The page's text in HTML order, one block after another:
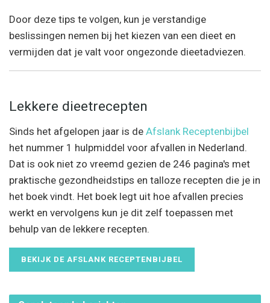
Door deze tips te volgen, kun je verstandige
beslissingen nemen bij het kiezen van een dieet en
vermijden dat je valt voor ongezonde dieetadviezen.
Lekkere dieetrecepten
Sinds het afgelopen jaar is de Afslank Receptenbijbel
het nummer 1 hulpmiddel voor afvallen in Nederland.
Dat is ook niet zo vreemd gezien de 246 pagina's met
praktische gezondheidstips en talloze recepten die je in
het boek vindt. Het boek legt uit hoe afvallen precies
werkt en vervolgens kun je dit zelf toepassen met
behulp van de lekkere recepten.
BEKIJK DE AFSLANK RECEPTENBIJBEL